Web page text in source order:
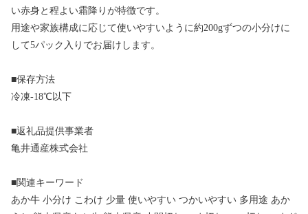
い赤身と程よい霜降りが特徴です。
用途や家族構成に応じて使いやすいように約200gずつの小分けに
して5パック入りでお届けします。
■保存方法
冷凍-18℃以下
■返礼品提供事業者
亀井通産株式会社
■関連キーワード
あか牛 小分け こわけ 少量 使いやすい つかいやすい 多用途 あか